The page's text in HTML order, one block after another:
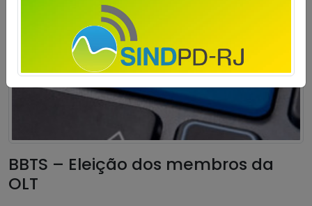
BBTS – Eleição dos membros da
OLT